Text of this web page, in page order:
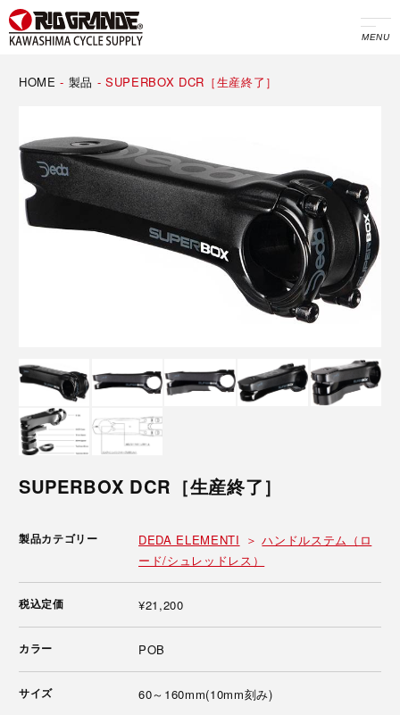
MENU
HOME - 製品 -SUPERBOX DCR［生産終了］
SUPERBOX DCR［生産終了］
製品カテゴリー DEDA ELEMENTI
ハンドルステム（ロ
ード/シュレッドレス）
税込定価 ¥21,200
カラー POB
サイズ 60～160mm(10mm刻み)